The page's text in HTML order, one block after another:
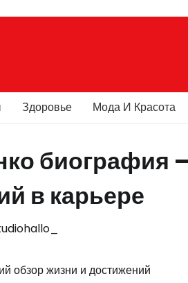
Здоровье Мода И Красота
биография
в карьере